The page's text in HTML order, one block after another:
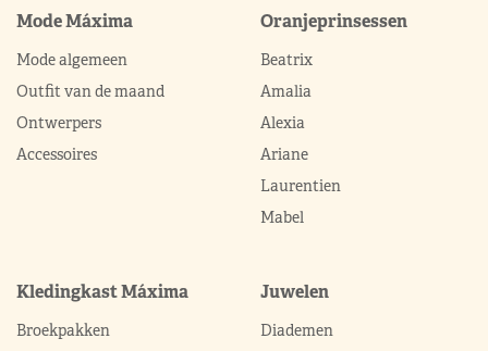
Mode Máxima
Mode algemeen
Outfit van de maand
Ontwerpers
Accessoires
Oranjeprinsessen
Beatrix
Amalia
Alexia
Ariane
Laurentien
Mabel
Kledingkast Máxima
Broekpakken
Juwelen
Diademen